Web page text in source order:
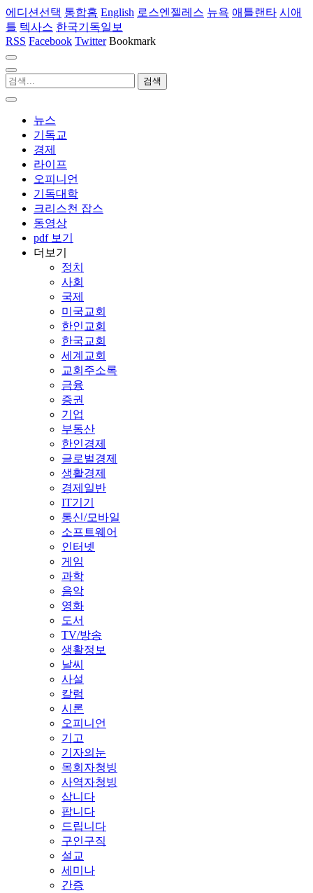
에디션선택 통합홈 English 로스엔젤레스 뉴욕 애틀랜타 시애
틀 텍사스 한국기독일보
RSS Facebook Twitter Bookmark
뉴스
기독교
경제
라이프
오피니언
기독대학
크리스천 잡스
동영상
pdf 보기
더보기
정치
사회
국제
미국교회
한인교회
한국교회
세계교회
교회주소록
금융
증권
기업
부동산
한인경제
글로벌경제
생활경제
경제일반
IT기기
통신/모바일
소프트웨어
인터넷
게임
과학
음악
영화
도서
TV/방송
생활정보
날씨
사설
칼럼
시론
오피니언
기고
기자의눈
목회자청빙
사역자청빙
삽니다
팝니다
드립니다
구인구직
설교
세미나
간증